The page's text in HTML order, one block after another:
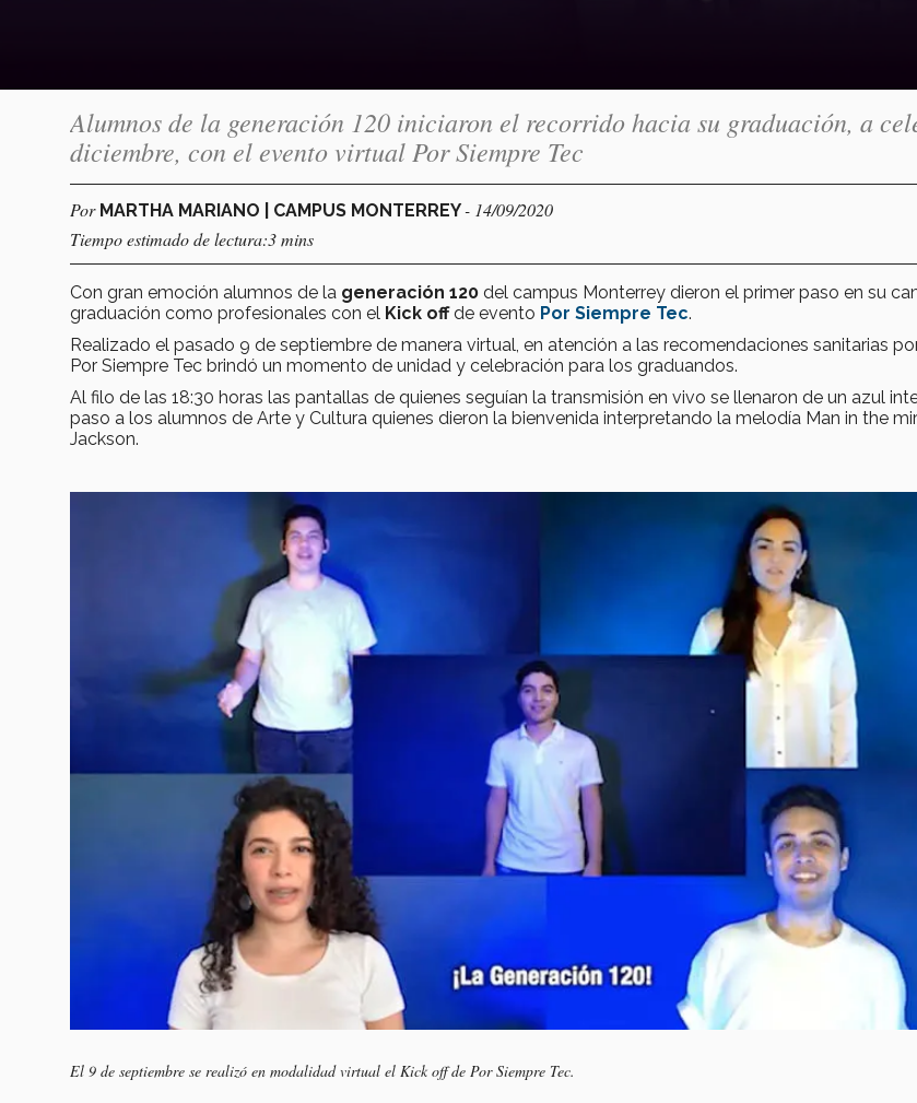
Alumnos de la generación 120 iniciaron el recorrido hacia su graduación, a
diciembre, con el evento virtual Por Siempre Tec
Por MARTHA MARIANO | CAMPUS MONTERREY- 14/09/2020
Tiempo estimado de lectura:3 mins
Con gran emoción alumnos de la generación 120 del campus Monterrey dieron el primer paso en su
graduación como profesionales con el Kick offde evento Por Siempre Tec.
Realizado el pasado 9 de septiembre de manera virtual, en atención a las recomendaciones sanitarias
Por Siempre Tec brindó un momento de unidad y celebración para los graduandos.
Al filo de las 18:30 horas las pantallas de quienes seguían la transmisión en vivo se llenaron de un azul
paso a los alumnos de Arte y Cultura quienes dieron la bienvenida interpretando la melodía Man in the
Jackson.
El 9 de septiembre se realizó en modalidad virtual el Kick off de Por Siempre Tec.